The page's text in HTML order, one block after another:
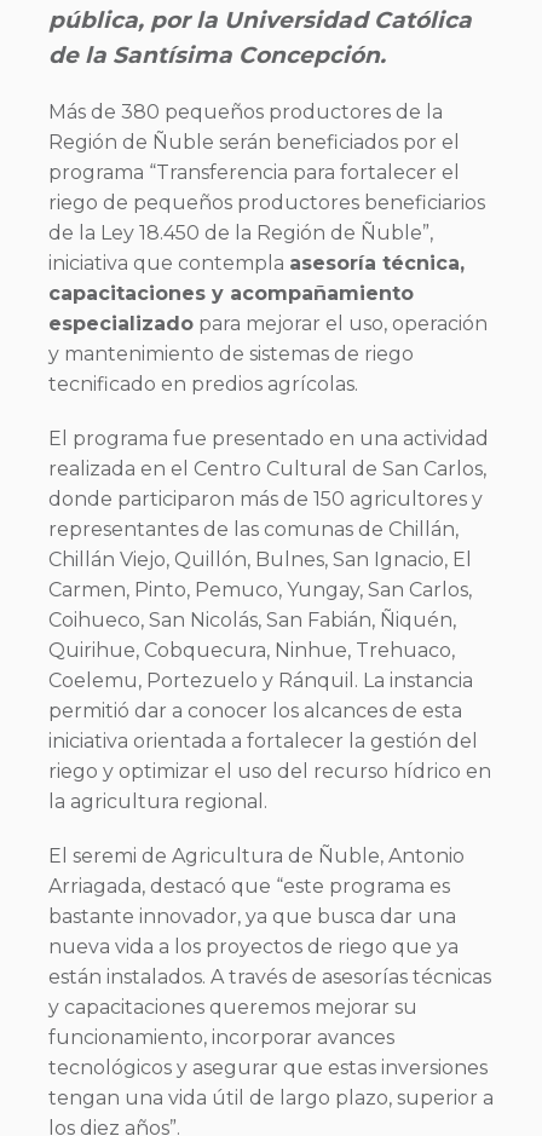
pública, por la Universidad Católica
de la Santísima Concepción.
Más de 380 pequeños productores de la
Región de Ñuble serán beneficiados por el
programa “Transferencia para fortalecer el
riego de pequeños productores beneficiarios
de la Ley 18.450 de la Región de Ñuble”,
iniciativa que contempla asesoría técnica,
capacitaciones y acompañamiento
especializado para mejorar el uso, operación
y mantenimiento de sistemas de riego
tecnificado en predios agrícolas.
El programa fue presentado en una actividad
realizada en el Centro Cultural de San Carlos,
donde participaron más de 150 agricultores y
representantes de las comunas de Chillán,
Chillán Viejo, Quillón, Bulnes, San Ignacio, El
Carmen, Pinto, Pemuco, Yungay, San Carlos,
Coihueco, San Nicolás, San Fabián, Ñiquén,
Quirihue, Cobquecura, Ninhue, Trehuaco,
Coelemu, Portezuelo y Ránquil. La instancia
permitió dar a conocer los alcances de esta
iniciativa orientada a fortalecer la gestión del
riego y optimizar el uso del recurso hídrico en
la agricultura regional.
El seremi de Agricultura de Ñuble, Antonio
Arriagada, destacó que “este programa es
bastante innovador, ya que busca dar una
nueva vida a los proyectos de riego que ya
están instalados. A través de asesorías técnicas
y capacitaciones queremos mejorar su
funcionamiento, incorporar avances
tecnológicos y asegurar que estas inversiones
tengan una vida útil de largo plazo, superior a
los diez años”.